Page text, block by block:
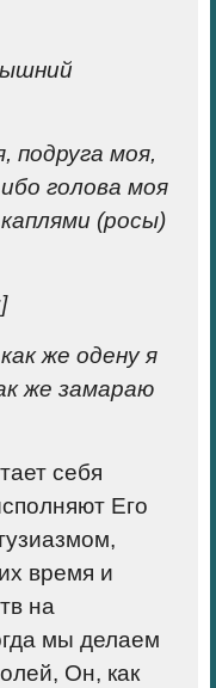
подруга моя,
голова моя
(росы)
же одену я
же замараю
себя
Его
время и
на
мы делаем
Он, как